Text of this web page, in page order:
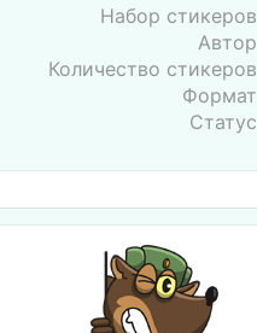
Набор стикеров
Автор
Количество стикеров
Формат
Статус